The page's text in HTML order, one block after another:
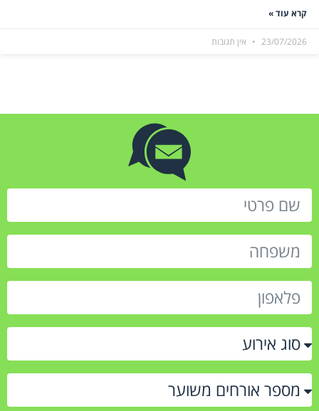
קרא עוד »
23/07/2026 אין תגובות